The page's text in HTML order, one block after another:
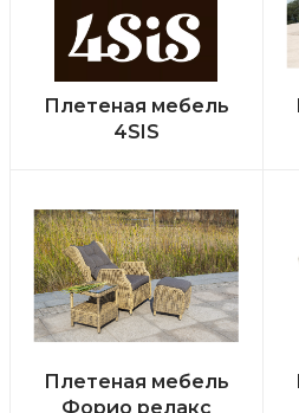
Плетеная мебель
4SIS
Плетеная мебель
Форио релакс